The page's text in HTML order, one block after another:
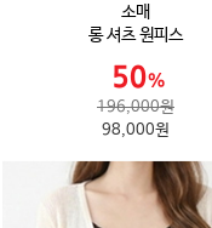
소매
롱 셔츠 원피스
196,000원
98,000원